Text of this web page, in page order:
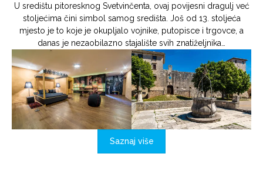
U središtu pitoresknog Svetvinčenta, ovaj povijesni dragulj već
stoljećima čini simbol samog središta. Još od 13. stoljeća
mjesto je to koje je okupljalo vojnike, putopisce i trgovce, a
danas je nezaobilazno stajalište svih znatiželjnika…
Saznaj više